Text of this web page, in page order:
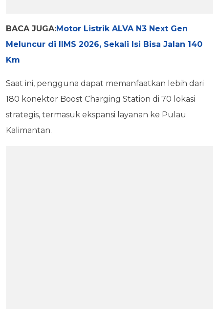
BACA JUGA:Motor Listrik ALVA N3 Next Gen
Meluncur di IIMS 2026, Sekali Isi Bisa Jalan 140
Km
Saat ini, pengguna dapat memanfaatkan lebih dari
180 konektor Boost Charging Station di 70 lokasi
strategis, termasuk ekspansi layanan ke Pulau
Kalimantan.